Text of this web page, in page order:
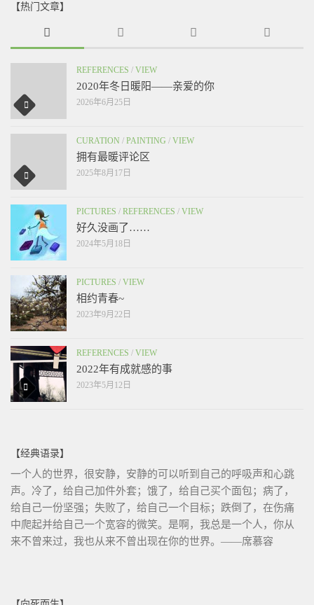
【热门文章】
REFERENCES / VIEW
2020年冬日暖阳——亲爱的你
2026年6月25日
CURATION / PAINTING / VIEW
拥有最暖评论区
2025年8月17日
PICTURES / REFERENCES / VIEW
好久没画了……
2024年5月18日
PICTURES / VIEW
相约青春~
2023年9月22日
REFERENCES / VIEW
2022年有成就感的事
2023年5月12日
【经典语录】
一个人的世界，很安静，安静的可以听到自己的呼吸声和心跳
声。冷了，给自己加件外套；饿了，给自己买个面包；病了，
给自己一份坚强；失败了，给自己一个目标；跌倒了，在伤痛
中爬起并给自己一个宽容的微笑。是啊，我总是一个人，你从
来不曾来过，我也从来不曾出现在你的世界。——席慕容